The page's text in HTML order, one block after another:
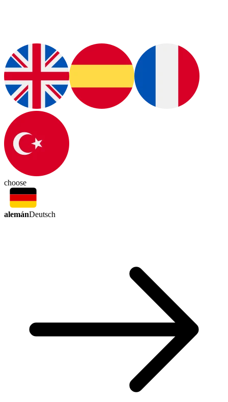
choose
alemánDeutsch